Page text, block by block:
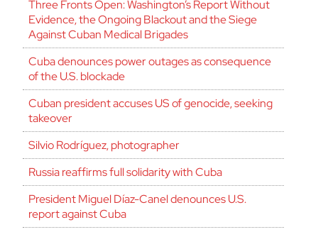
Three Fronts Open: Washington’s Report Without
Evidence, the Ongoing Blackout and the Siege
Against Cuban Medical Brigades
Cuba denounces power outages as consequence
of the U.S. blockade
Cuban president accuses US of genocide, seeking
takeover
Silvio Rodríguez, photographer
Russia reaffirms full solidarity with Cuba
President Miguel Díaz-Canel denounces U.S.
report against Cuba